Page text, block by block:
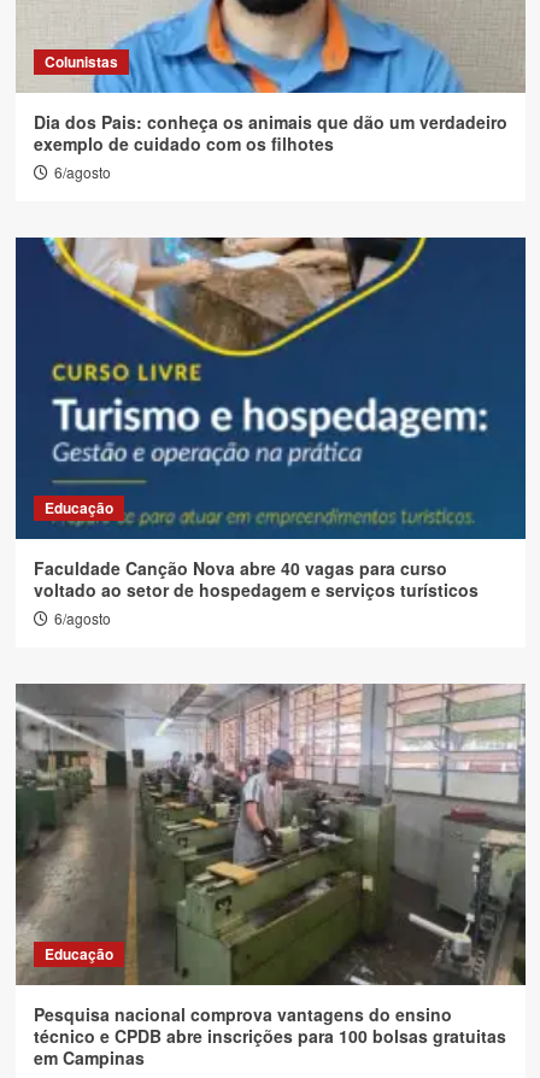
Colunistas
Dia dos Pais: conheça os animais que dão um verdadeiro
exemplo de cuidado com os filhotes
6/agosto
Educação
Faculdade Canção Nova abre 40 vagas para curso
voltado ao setor de hospedagem e serviços turísticos
6/agosto
Educação
Pesquisa nacional comprova vantagens do ensino
técnico e CPDB abre inscrições para 100 bolsas gratuitas
em Campinas